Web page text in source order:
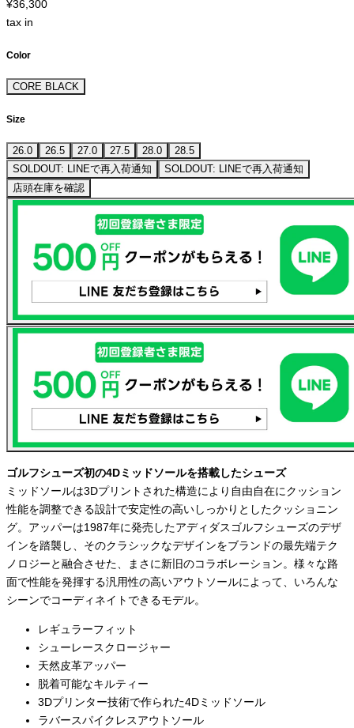
¥36,300
tax in
Color
CORE BLACK
Size
26.0 26.5 27.0 27.5 28.0
28.5
SOLDOUT: LINEで再入荷通知
SOLDOUT: LINEで再入荷通知
店頭在庫を確認
ゴルフシューズ初の4Dミッドソールを搭載したシューズ
ミッドソールは3Dプリントされた構造により自由自在にクッション
性能を調整できる設計で安定性の高いしっかりとしたクッショニン
グ。アッパーは1987年に発売したアディダスゴルフシューズのデザ
インを踏襲し、そのクラシックなデザインをブランドの最先端テク
ノロジーと融合させた、まさに新旧のコラボレーション。様々な路
面で性能を発揮する汎用性の高いアウトソールによって、いろんな
シーンでコーディネイトできるモデル。
レギュラーフィット
シューレースクロージャー
天然皮革アッパー
脱着可能なキルティー
3Dプリンター技術で作られた4Dミッドソール
ラバースパイクレスアウトソール